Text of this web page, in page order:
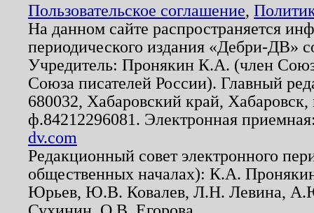
Пользовательское соглашение,
На данном сайте распространяется
периодического издания «Дебри-ДВ»
Учредитель: Пронякин К.А. (член
Союза писателей России). Главный
680032, Хабаровский край,
ф.84212296081. Электронная
dv.com
Редакционный совет электронного
общественных началах): К.А.
Юрьев, Ю.В. Ковалев, Л.Н. Левина,